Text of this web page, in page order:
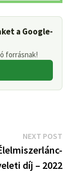
a Google-
forrásnak!
NEXT POST
díj – 2022